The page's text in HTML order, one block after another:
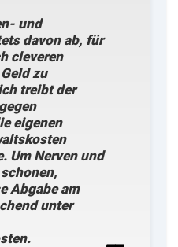
und
davon ab, für
cleveren
zu
treibt der
eigenen
Um Nerven und
Abgabe am
unter